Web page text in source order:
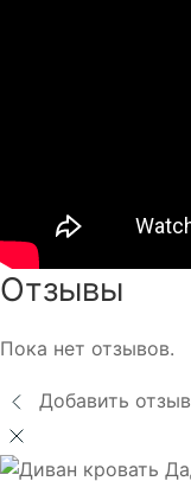
Отзывы
Пока нет отзывов.
Добавить отзыв